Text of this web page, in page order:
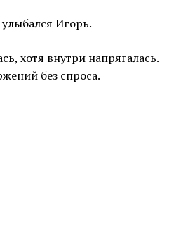
Игорь.
хотя внутри напрягалась.
без спроса.